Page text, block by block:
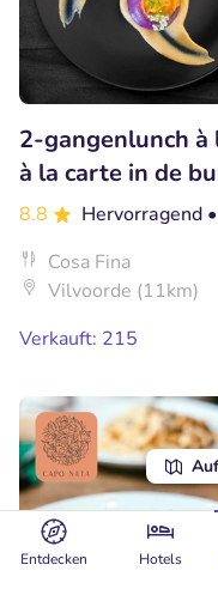
Entdecken Hotels
2-gangenlunch
à la carte in de
8.8 Hervorragend
Cosa Fina
Vilvoorde (11km)
Verkauft: 215